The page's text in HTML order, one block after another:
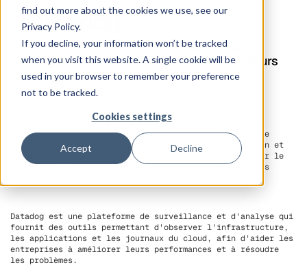
find out more about the cookies we use, see our
Privacy Policy.
If you decline, your information won’t be tracked
when you visit this website. A single cookie will be
used in your browser to remember your preference
not to be tracked.
Cookies settings
Accept Decline
Datadog
Corma s'intègre directement à Datadog pour
automatiser le provisionnement des utilisateurs
et la gestion des accès aux identités (IAM) en
tant que service
Sur Datadog, Corma peut se connecter directement pour
automatiser le provisionnement des utilisateurs. Cette
intégration directe permet de simplifier l'intégration et
la désintégration. Tirez parti de Corma pour améliorer le
processus RH afin d'automatiser le provisionnement des
Datadog est une plateforme de surveillance et d'analyse qui
fournit des outils permettant d'observer l'infrastructure,
les applications et les journaux du cloud, afin d'aider les
entreprises à améliorer leurs performances et à résoudre
les problèmes.